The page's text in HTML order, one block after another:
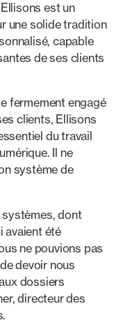
est un
une solide tradition
capable
de ses clients
fermement engagé
clients, Ellisons
du travail
Il ne
système de
dont
avaient été
ne pouvions pas
devoir nous
dossiers
directeur des